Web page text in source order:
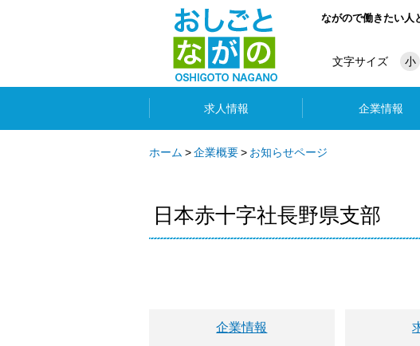
ながので働きたい
文字サイズ 小
求人情報 企業情報
ホーム 企業概要 お知らせページ
日本赤十字社長野県支部
企業情報